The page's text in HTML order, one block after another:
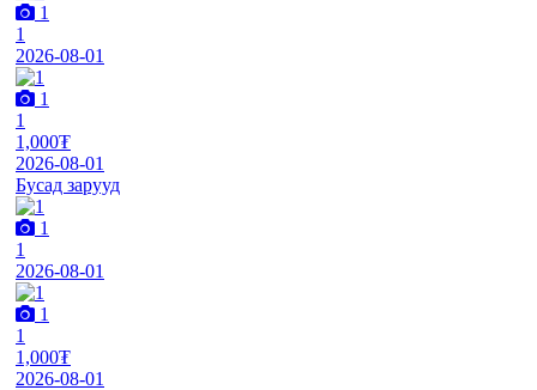
1
1
2026-08-01
1
1
1,000₮
2026-08-01
Бусад зарууд
1
1
2026-08-01
1
1
1,000₮
2026-08-01